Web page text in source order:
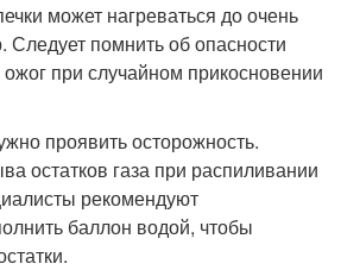
может нагреваться до очень
Следует помнить об опасности
при случайном прикосновении
проявить осторожность.
остатков газа при распиливании
рекомендуют
баллон водой, чтобы